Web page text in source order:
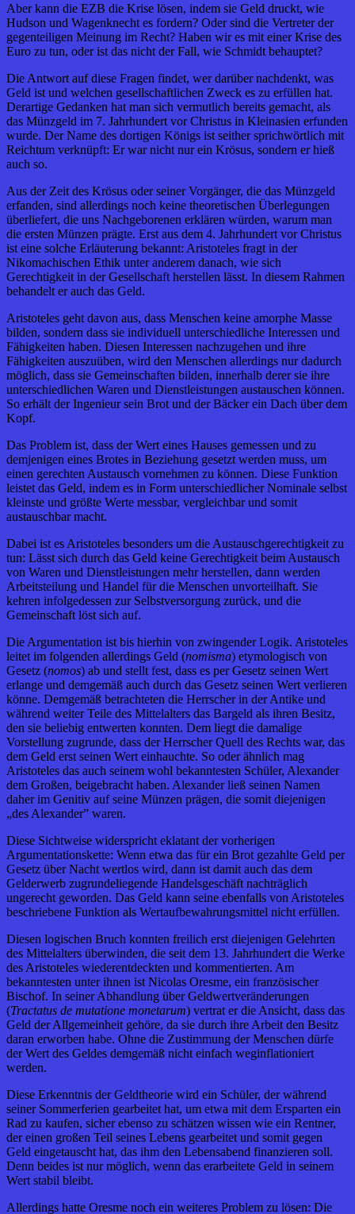
Aber kann die EZB die Krise lösen, indem sie Geld druckt, wie
Hudson und Wagenknecht es fordern? Oder sind die Vertreter der
gegenteiligen Meinung im Recht? Haben wir es mit einer Krise des
Euro zu tun, oder ist das nicht der Fall, wie Schmidt behauptet?
Die Antwort auf diese Fragen findet, wer darüber nachdenkt, was
Geld ist und welchen gesellschaftlichen Zweck es zu erfüllen hat.
Derartige Gedanken hat man sich vermutlich bereits gemacht, als
das Münzgeld im 7. Jahrhundert vor Christus in Kleinasien erfunden
wurde. Der Name des dortigen Königs ist seither sprichwörtlich mit
Reichtum verknüpft: Er war nicht nur ein Krösus, sondern er hieß
auch so.
Aus der Zeit des Krösus oder seiner Vorgänger, die das Münzgeld
erfanden, sind allerdings noch keine theoretischen Überlegungen
überliefert, die uns Nachgeborenen erklären würden, warum man
die ersten Münzen prägte. Erst aus dem 4. Jahrhundert vor Christus
ist eine solche Erläuterung bekannt: Aristoteles fragt in der
Nikomachischen Ethik unter anderem danach, wie sich
Gerechtigkeit in der Gesellschaft herstellen lässt. In diesem Rahmen
behandelt er auch das Geld.
Aristoteles geht davon aus, dass Menschen keine amorphe Masse
bilden, sondern dass sie individuell unterschiedliche Interessen und
Fähigkeiten haben. Diesen Interessen nachzugehen und ihre
Fähigkeiten auszuüben, wird den Menschen allerdings nur dadurch
möglich, dass sie Gemeinschaften bilden, innerhalb derer sie ihre
unterschiedlichen Waren und Dienstleistungen austauschen können.
So erhält der Ingenieur sein Brot und der Bäcker ein Dach über dem
Kopf.
Das Problem ist, dass der Wert eines Hauses gemessen und zu
demjenigen eines Brotes in Beziehung gesetzt werden muss, um
einen gerechten Austausch vornehmen zu können. Diese Funktion
leistet das Geld, indem es in Form unterschiedlicher Nominale selbst
kleinste und größte Werte messbar, vergleichbar und somit
austauschbar macht.
Dabei ist es Aristoteles besonders um die Austauschgerechtigkeit zu
tun: Lässt sich durch das Geld keine Gerechtigkeit beim Austausch
von Waren und Dienstleistungen mehr herstellen, dann werden
Arbeitsteilung und Handel für die Menschen unvorteilhaft. Sie
kehren infolgedessen zur Selbstversorgung zurück, und die
Gemeinschaft löst sich auf.
Die Argumentation ist bis hierhin von zwingender Logik. Aristoteles
leitet im folgenden allerdings Geld (nomisma) etymologisch von
Gesetz (nomos) ab und stellt fest, dass es per Gesetz seinen Wert
erlange und demgemäß auch durch das Gesetz seinen Wert verlieren
könne. Demgemäß betrachteten die Herrscher in der Antike und
während weiter Teile des Mittelalters das Bargeld als ihren Besitz,
den sie beliebig entwerten konnten. Dem liegt die damalige
Vorstellung zugrunde, dass der Herrscher Quell des Rechts war, das
dem Geld erst seinen Wert einhauchte. So oder ähnlich mag
Aristoteles das auch seinem wohl bekanntesten Schüler, Alexander
dem Großen, beigebracht haben. Alexander ließ seinen Namen
daher im Genitiv auf seine Münzen prägen, die somit diejenigen
„des Alexander” waren.
Diese Sichtweise widerspricht eklatant der vorherigen
Argumentationskette: Wenn etwa das für ein Brot gezahlte Geld per
Gesetz über Nacht wertlos wird, dann ist damit auch das dem
Gelderwerb zugrundeliegende Handelsgeschäft nachträglich
ungerecht geworden. Das Geld kann seine ebenfalls von Aristoteles
beschriebene Funktion als Wertaufbewahrungsmittel nicht erfüllen.
Diesen logischen Bruch konnten freilich erst diejenigen Gelehrten
des Mittelalters überwinden, die seit dem 13. Jahrhundert die Werke
des Aristoteles wiederentdeckten und kommentierten. Am
bekanntesten unter ihnen ist Nicolas Oresme, ein französischer
Bischof. In seiner Abhandlung über Geldwertveränderungen
(Tractatus de mutatione monetarum) vertrat er die Ansicht, dass das
Geld der Allgemeinheit gehöre, da sie durch ihre Arbeit den Besitz
daran erworben habe. Ohne die Zustimmung der Menschen dürfe
der Wert des Geldes demgemäß nicht einfach weginflationiert
werden.
Diese Erkenntnis der Geldtheorie wird ein Schüler, der während
seiner Sommerferien gearbeitet hat, um etwa mit dem Ersparten ein
Rad zu kaufen, sicher ebenso zu schätzen wissen wie ein Rentner,
der einen großen Teil seines Lebens gearbeitet und somit gegen
Geld eingetauscht hat, das ihm den Lebensabend finanzieren soll.
Denn beides ist nur möglich, wenn das erarbeitete Geld in seinem
Wert stabil bleibt.
Allerdings hatte Oresme noch ein weiteres Problem zu lösen: Die